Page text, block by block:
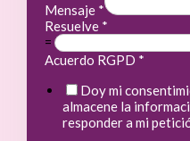
Mensaje *
Resuelve *
=
Acuerdo RGPD *
Doy mi
almacene la
responder a mi